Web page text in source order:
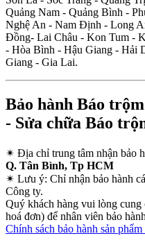
Quảng Nam - Quảng Bình -
Nghệ An - Nam Định - Long
Đồng- Lai Châu - Kon Tum -
- Hòa Bình - Hậu Giang - Hải
Giang - Gia Lai.
Bảo hành Báo
- Sửa chữa Báo
✴ Địa chỉ trung tâm nhận bảo
Q. Tân Bình, Tp HCM
✴ Lưu ý: Chỉ nhận bảo hành
Công ty.
Quý khách hàng vui lòng cung
hoá đơn) để nhân viên bảo
Chính sách bảo hành sản